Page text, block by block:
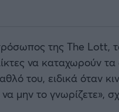
της The Lott,
να καταχωρούν
του, ειδικά όταν
μην το γνωρίζετε»,